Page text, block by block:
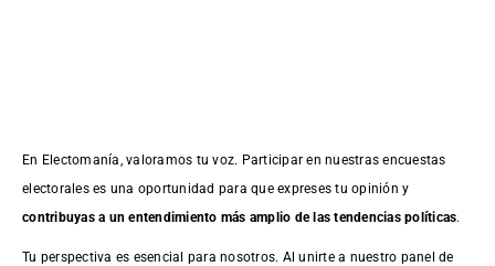
En Electomanía, valoramos tu voz. Participar en nuestras encuestas
electorales es una oportunidad para que expreses tu opinión y
contribuyas a un entendimiento más amplio de las tendencias políticas.
Tu perspectiva es esencial para nosotros. Al unirte a nuestro panel de